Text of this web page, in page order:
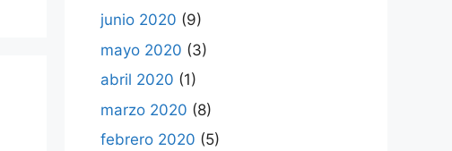
junio 2020 (9)
mayo 2020 (3)
abril 2020 (1)
marzo 2020 (8)
febrero 2020 (5)